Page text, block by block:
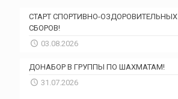
СТАРТ СПОРТИВНО-ОЗДОРОВИТЕЛЬНЫХ
СБОРОВ!
03.08.2026
ДОНАБОР В ГРУППЫ ПО ШАХМАТАМ!
31.07.2026